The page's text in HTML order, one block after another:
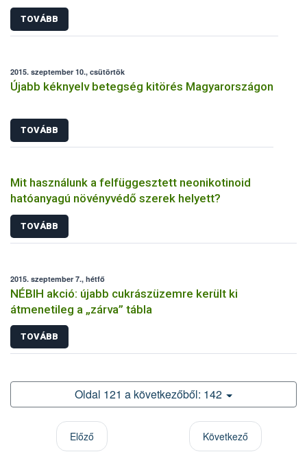
TOVÁBB
2015. szeptember 10., csütörtök
Újabb kéknyelv betegség kitörés Magyarországon
TOVÁBB
Mit használunk a felfüggesztett neonikotinoid
hatóanyagú növényvédő szerek helyett?
TOVÁBB
2015. szeptember 7., hétfő
NÉBIH akció: újabb cukrászüzemre került ki
átmenetileg a „zárva” tábla
TOVÁBB
Oldal 121 a következőből: 142
Előző
Következő